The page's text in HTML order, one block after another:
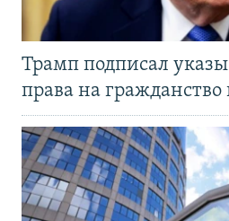
Трамп подписал
права на